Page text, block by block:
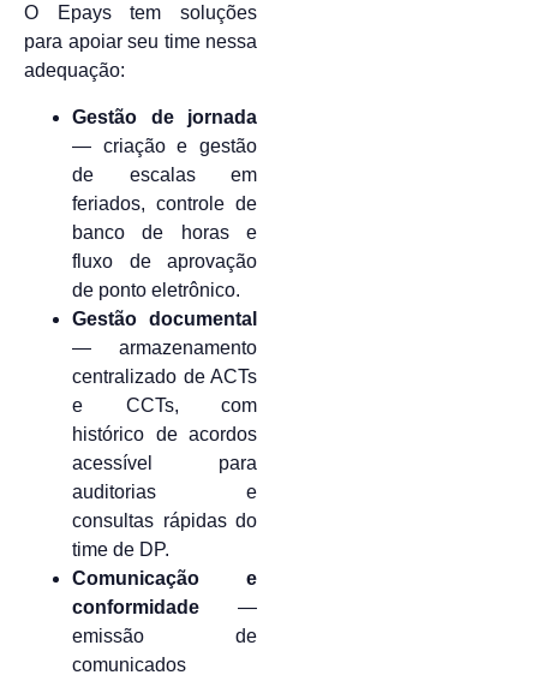
O Epays tem soluções
para apoiar seu time nessa
adequação:
Gestão de jornada
— criação e gestão
de escalas em
feriados, controle de
banco de horas e
fluxo de aprovação
de ponto eletrônico.
Gestão documental
— armazenamento
centralizado de ACTs
e CCTs, com
histórico de acordos
acessível para
auditorias e
consultas rápidas do
time de DP.
Comunicação e
conformidade —
emissão de
comunicados